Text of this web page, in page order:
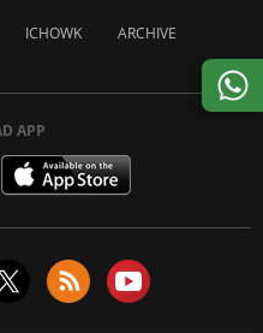
ICHOWK ARCHIVE
APP